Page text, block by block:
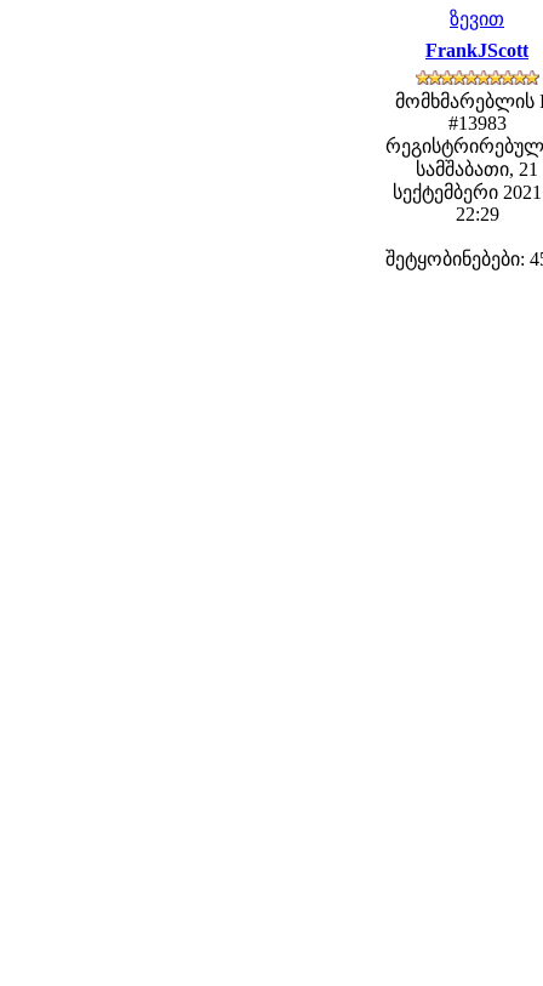
ზევით
FrankJScott
მომხმარებლის
#13983
სამშაბათი, 21
სექტემბერი
22:29
შეტყობინებები: